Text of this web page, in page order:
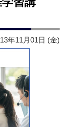
年11月01日 (金)